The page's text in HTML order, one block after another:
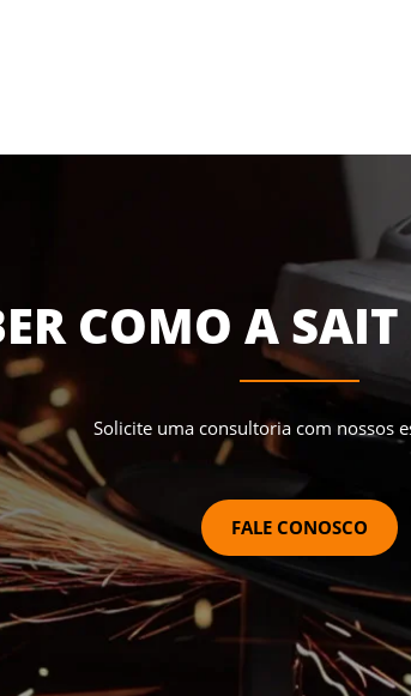
COMO A
Solicite uma consultoria com nossos
FALE CONOSCO